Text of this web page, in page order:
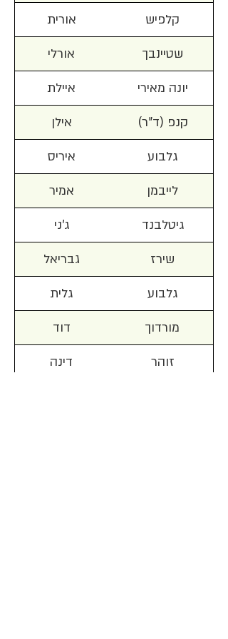
אורית קלפיש
אורלי שטיינבך
איילת יונה מאירי
אילן קנפ (ד"ר)
איריס גלבוע
אמיר לייבמן
ג'ני גיטלבנד
גבריאל שירז
גלית גלבוע
דוד מורדוך
דינה זוהר